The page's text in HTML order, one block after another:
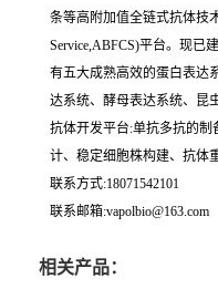
条等高附加值全链式抗体技
Service,ABFCS)平台。现已
有五大成熟高效的蛋白表达
达系统、酵母表达系统、昆
抗体开发平台:单抗多抗的
计、稳定细胞株构建、抗体
联系方式:18071542101
联系邮箱:vapolbio@163.com
相关产品：